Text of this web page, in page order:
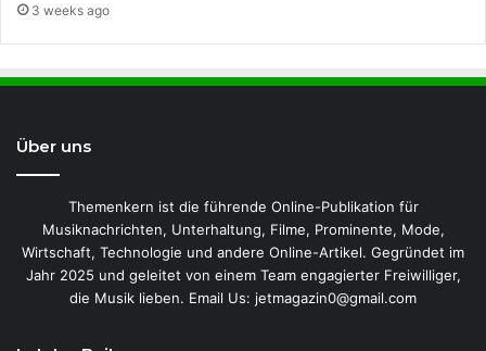
3 weeks ago
Über uns
Themenkern ist die führende Online-Publikation für
Musiknachrichten, Unterhaltung, Filme, Prominente, Mode,
Wirtschaft, Technologie und andere Online-Artikel. Gegründet im
Jahr 2025 und geleitet von einem Team engagierter Freiwilliger,
die Musik lieben. Email Us: jetmagazin0@gmail.com